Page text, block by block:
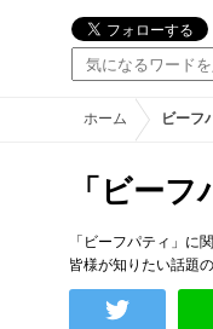
ホーム ビーフ
「ビー
「ビーフパティ」に
皆様が知りたい話題